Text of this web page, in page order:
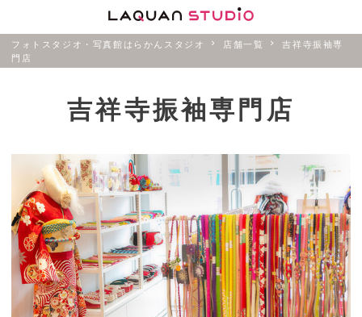
フォトスタジオ・写真館はらかんスタジオ 店舗一覧
吉祥寺振袖専
門店
吉祥寺振袖専門店